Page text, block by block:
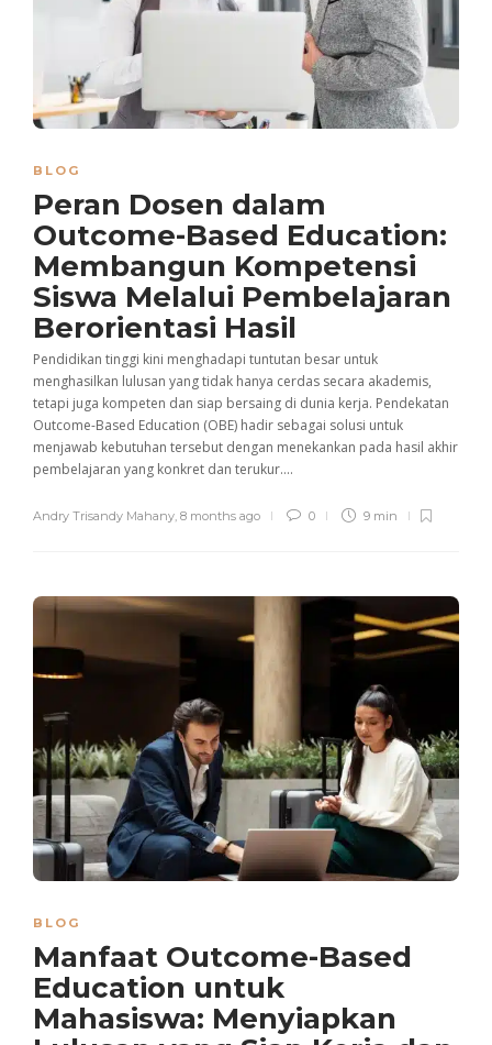
BLOG
Peran Dosen dalam
Outcome-Based Education:
Membangun Kompetensi
Siswa Melalui Pembelajaran
Berorientasi Hasil
Pendidikan tinggi kini menghadapi tuntutan besar untuk
menghasilkan lulusan yang tidak hanya cerdas secara akademis,
tetapi juga kompeten dan siap bersaing di dunia kerja. Pendekatan
Outcome-Based Education (OBE) hadir sebagai solusi untuk
menjawab kebutuhan tersebut dengan menekankan pada hasil akhir
pembelajaran yang konkret dan terukur....
Andry Trisandy Mahany 8 months ago 0 9 min
BLOG
Manfaat Outcome-Based
Education untuk
Mahasiswa: Menyiapkan